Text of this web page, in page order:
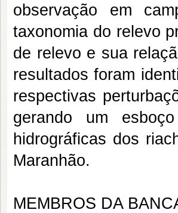
observação em
taxonomia do relevo
de relevo e sua
resultados foram
respectivas
gerando um
hidrográficas dos
Maranhão.
MEMBROS DA